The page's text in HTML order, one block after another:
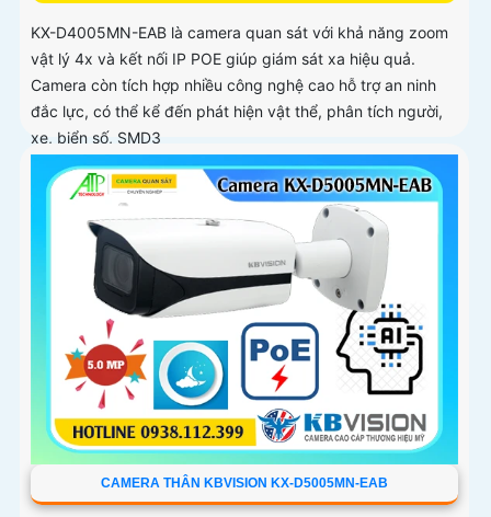
KX-D4005MN-EAB là camera quan sát với khả năng zoom
vật lý 4x và kết nối IP POE giúp giám sát xa hiệu quả.
Camera còn tích hợp nhiều công nghệ cao hỗ trợ an ninh
đắc lực, có thể kể đến phát hiện vật thể, phân tích người,
xe, biển số, SMD3
CAMERA THÂN KBVISION KX-D5005MN-EAB